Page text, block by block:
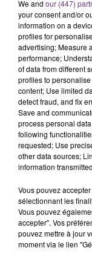
LA
TOUJOURS
Cela fait déjà
nucléaire
justifiée par la
présente.
LE MAGASIN
We and our (447)
your consent and/or
information on a
profiles for
advertising; Measure
performance;
of data from different
profiles to
content; Use limited
detect fraud, and fix
Save and
process personal
following
requested; Use
other data sources;
information
Vous pouvez
sélectionnant les
Vous pouvez
accepter". Vos
pouvez mettre à jour
moment via le lien